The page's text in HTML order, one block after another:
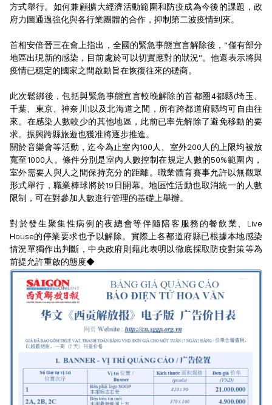
方式舉行。如何兼顧擴大經濟活動範圍和防疫成為今後的課題，政
府力圖通過強化與各行業團體的合作，抑制第二波疫情到來。
首相安倍晉三在會上指出，全國的緊急事態宣言解除後，“僅有部分
地區出現新的感染，目前處於可以切實應對的狀況”。他還表示將與
疫情已穩定的國家之間啟動旨在恢復往來的磋商。
此次鬆綁後，包括與緊急事態宣言較晚解除的首都圈4都縣(埼玉、
千葉、東京、神奈川)以及北海道之間，所有跨都道府縣均可自由往
來。在感染人數較少的其他地區，此前已率先解除了避免移動的要
求。振興跨縣旅遊也獲准將逐步推進。
關於音樂會等活動，迄今為止室內100人、室外200人的上限均被放
寬至1000人。條件分別是室內人數控制在規定人數的50%範圍內，
室外需要人與人之間保持充分的距離。職業體育賽事允許以無觀眾
形式舉行，職業棒球將於19日開幕。地區性活動也取消統一的人數
限制，可在對參加人數進行管理的基礎上舉辦。
對於發生聚集性病例的夜總會等伴隨陪客服務的餐飲業、Live
House的停業要求也予以解除。實際上各都道府縣已根據本地感染
情況單獨作出判斷，中央政府則藉此表明以徹底採取防疫對策等為
前提允許重啟的態度◆